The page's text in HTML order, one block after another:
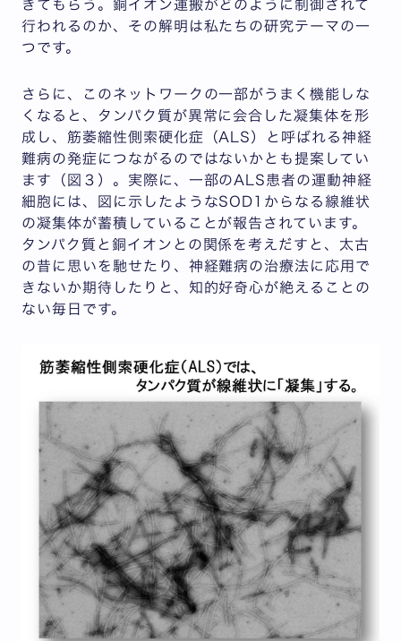
きてもらう。銅イオン運搬がどのように制御されて
行われるのか、その解明は私たちの研究テーマの一
つです。
さらに、このネットワークの一部がうまく機能しな
くなると、タンパク質が異常に会合した凝集体を形
成し、筋萎縮性側索硬化症（ALS）と呼ばれる神経
難病の発症につながるのではないかとも提案してい
ます（図３）。実際に、一部のALS患者の運動神経
細胞には、図に示したようなSOD1からなる線維状
の凝集体が蓄積していることが報告されています。
タンパク質と銅イオンとの関係を考えだすと、太古
の昔に思いを馳せたり、神経難病の治療法に応用で
きないか期待したりと、知的好奇心が絶えることの
ない毎日です。